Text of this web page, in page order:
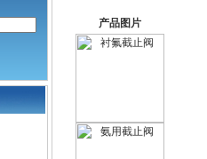
产品图片